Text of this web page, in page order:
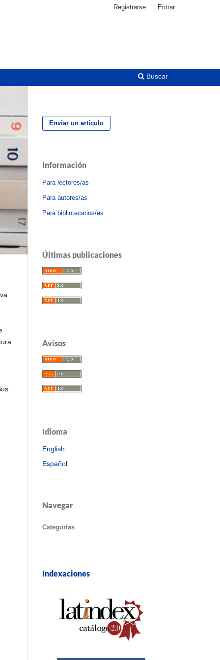
Buscar
Registrarse Entrar
Enviar un artículo
Información
Para lectores/as
Para autores/as
Para bibliotecarios/as
Últimas publicaciones
Avisos
Idioma
English
Español
Navegar
Categorías
Indexaciones